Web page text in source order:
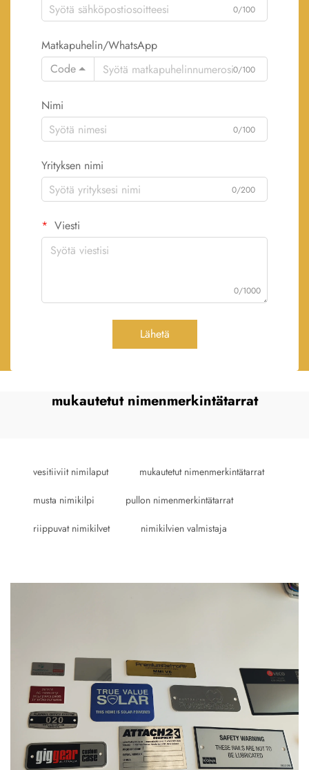
0/100
Matkapuhelin/WhatsApp
Code
0/100
Nimi
0/100
Yrityksen nimi
0/200
Viesti
0/1000
Lähetä
mukautetut nimenmerkintätarrat
vesitiiviit nimilaput mukautetut nimenmerkintätarrat
musta nimikilpi pullon nimenmerkintätarrat
riippuvat nimikilvet nimikilvien valmistaja